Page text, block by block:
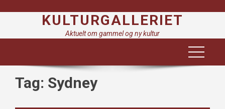
KULTURGALLERIET
Aktuelt om gammel og ny kultur
Tag: Sydney